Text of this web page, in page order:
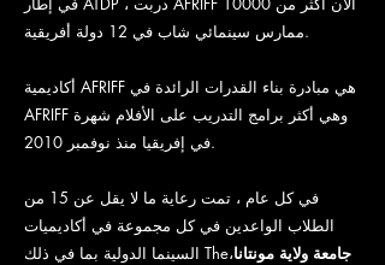
ممارس سينمائي شاب في 12 دولة أفريقية.
أكاديمية AFRIFF هي مبادرة بناء القدرات الرائدة في
AFRIFF وهي أكثر برامج التدريب على الأفلام شهرة
في إفريقيا منذ نوفمبر 2010.
في كل عام ، تمت رعاية ما لا يقل عن 15 من
الطلاب الواعدين في كل مجموعة في أكاديميات
السينما الدولية بما في ذلك The جامعة ولاية مونتانا،